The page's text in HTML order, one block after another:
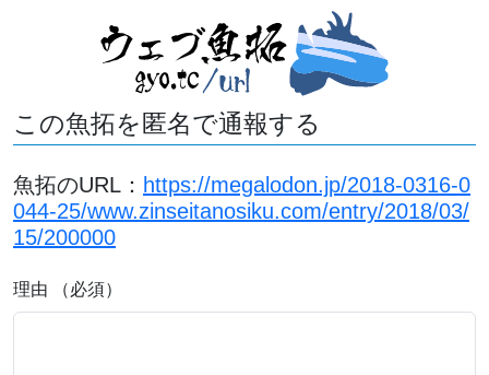
この魚拓を匿名で通報する
魚拓のURL： https://megalodon.jp/2018-0316-0
044-25/www.zinseitanosiku.com/entry/2018/03/
15/200000
理由 （必須）